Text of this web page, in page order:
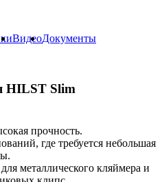
ВидеоДокументы
HILST Slim
прочность.
где требуется небольшая
металлического кляймера и